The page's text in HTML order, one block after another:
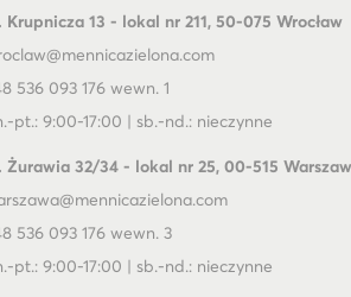
Krupnicza 13 - lokal nr 211, 50-075 Wrocław
536 093 176 wewn. 1
pt.: 9:00-17:00 | sb.-nd.: nieczynne
Żurawia 32/34 - lokal nr 25, 00-515
536 093 176 wewn. 3
pt.: 9:00-17:00 | sb.-nd.: nieczynne